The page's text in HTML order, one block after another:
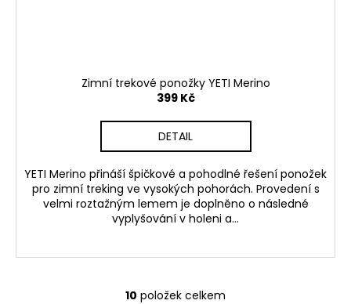
Zimní trekové ponožky YETI Merino
399 Kč
DETAIL
YETI Merino přináší špičkové a pohodlné řešení ponožek
pro zimní treking ve vysokých pohorách. Provedení s
velmi roztažným lemem je doplněno o následné
vyplyšování v holeni a...
10 položek celkem